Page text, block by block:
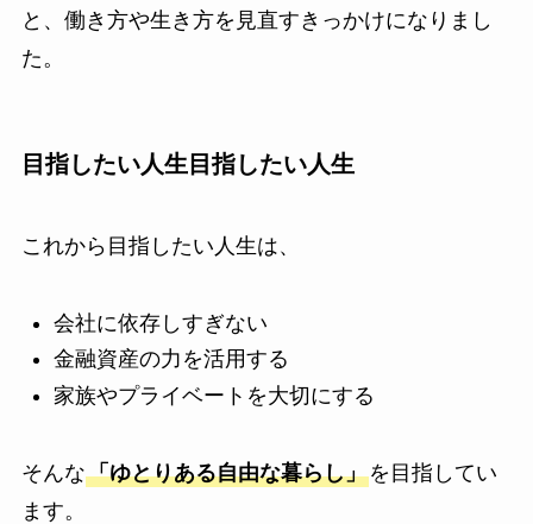
と、働き方や生き方を見直すきっかけになりまし
た。
目指したい人生目指したい人生
これから目指したい人生は、
会社に依存しすぎない
金融資産の力を活用する
家族やプライベートを大切にする
そんな「ゆとりある自由な暮らし」を目指してい
ます。